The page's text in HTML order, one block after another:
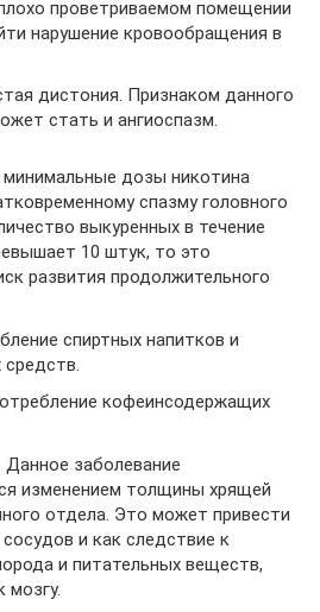
проветриваемом помещении
нарушение кровообращения в
дистония. Признаком данного
стать и ангиоспазм.
минимальные дозы никотина
спазму головного
выкуренных в течение
10 штук, то это
развития продолжительного
спиртных напитков и
средств.
кофеинсодержащих
заболевание
изменением толщины хрящей
отдела. Это может привести
и как следствие к
и питательных веществ,
мозгу.